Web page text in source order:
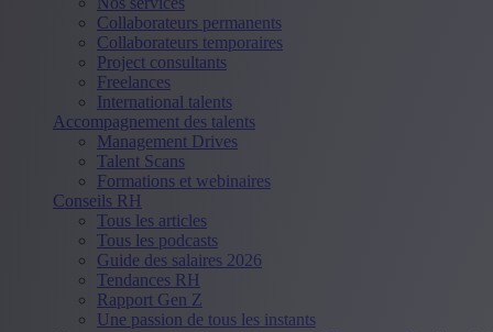
Collaborateurs permanents
Collaborateurs temporaires
Project consultants
Freelances
International talents
Accompagnement des talents
Management Drives
Talent Scans
Formations et webinaires
Conseils RH
Tous les articles
Tous les podcasts
Guide des salaires 2026
Tendances RH
Rapport Gen Z
Une passion de tous les instants